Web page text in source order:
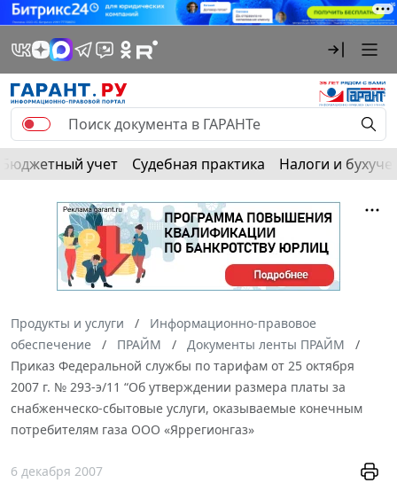
Бюджетный учет Судебная практика Налоги и
Продукты и услуги
Информационно-правовое
обеспечение
ПРАЙМ
Документы ленты ПРАЙМ
Приказ Федеральной службы по тарифам от 25 октября
2007 г. № 293-э/11 “Об утверждении размера платы за
снабженческо-сбытовые услуги, оказываемые конечным
потребителям газа ООО «Яррегионгаз»
6 декабря 2007